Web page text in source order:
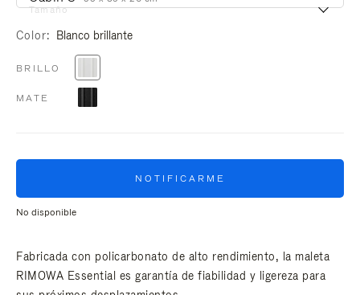
Tamaño
Color Blanco brillante
BRILLO
MATE
NOTIFICARME
No disponible
Fabricada con policarbonato de alto rendimiento, la maleta
RIMOWA Essential es garantía de fiabilidad y ligereza para